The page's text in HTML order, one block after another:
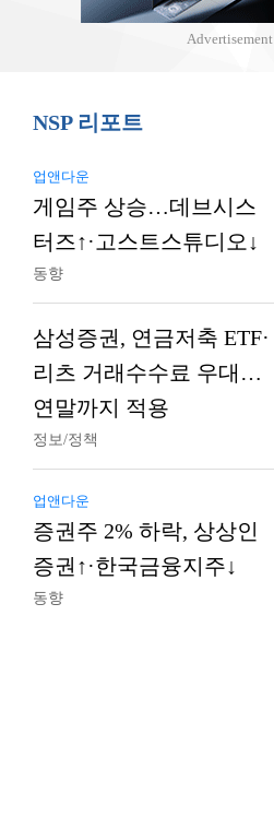
Advertisement
NSP 리포트
업앤다운
게임주 상승…데브시스
터즈↑·고스트스튜디오↓
동향
삼성증권, 연금저축 ETF·
리츠 거래수수료 우대…
연말까지 적용
정보/정책
업앤다운
증권주 2% 하락, 상상인
증권↑·한국금융지주↓
동향